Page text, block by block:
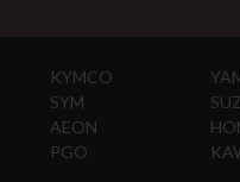
KYMCO
SYM
AEON
PGO